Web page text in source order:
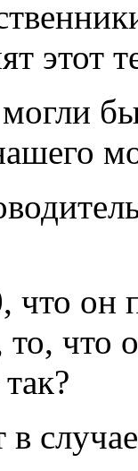
этот
что
что он